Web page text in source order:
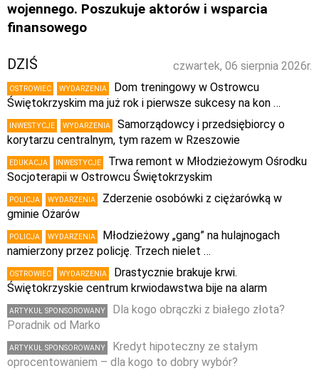
wojennego. Poszukuje aktorów i wsparcia
finansowego
czwartek, 06 sierpnia 2026r.
DZIŚ
OSTROWIEC WYDARZENIA
Dom treningowy w Ostrowcu
Świętokrzyskim ma już rok i pierwsze sukcesy na kon …
INWESTYCJE WYDARZENIA
Samorządowcy i przedsiębiorcy o
korytarzu centralnym, tym razem w Rzeszowie
EDUKACJA INWESTYCJE
Trwa remont w Młodzieżowym Ośrodku
Socjoterapii w Ostrowcu Świętokrzyskim
POLICJA WYDARZENIA
Zderzenie osobówki z ciężarówką w
gminie Ożarów
POLICJA WYDARZENIA
Młodzieżowy „gang” na hulajnogach
namierzony przez policję. Trzech nielet …
OSTROWIEC WYDARZENIA
Drastycznie brakuje krwi.
Świętokrzyskie centrum krwiodawstwa bije na alarm
ARTYKUŁ SPONSOROWANY
Dla kogo obrączki z białego złota?
Poradnik od Marko
ARTYKUŁ SPONSOROWANY
Kredyt hipoteczny ze stałym
oprocentowaniem – dla kogo to dobry wybór?